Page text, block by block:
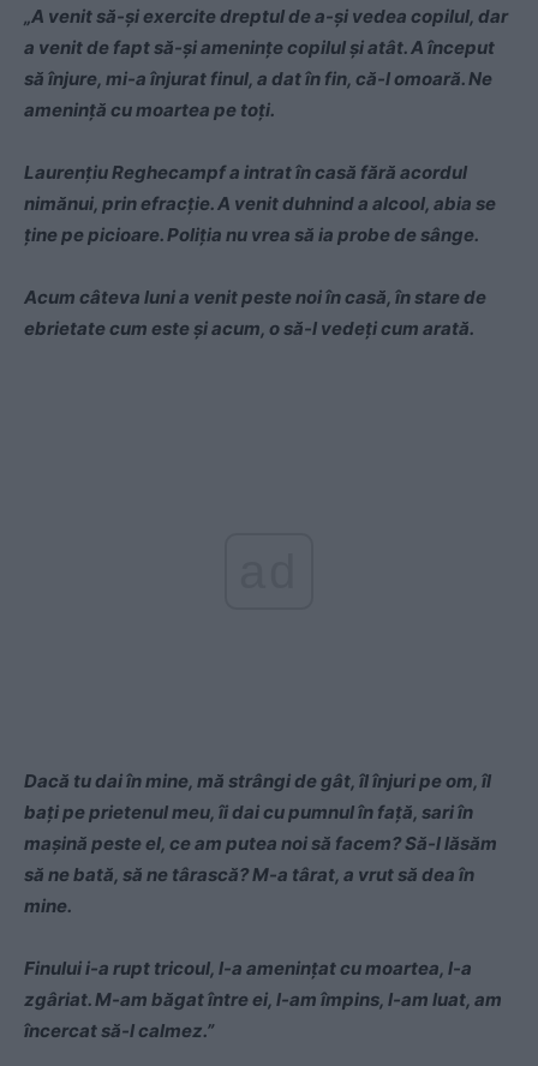
„A venit să-și exercite dreptul de a-și vedea copilul, dar
a venit de fapt să-și amenințe copilul și atât. A început
să înjure, mi-a înjurat finul, a dat în fin, că-l omoară. Ne
amenință cu moartea pe toți.
Laurenţiu Reghecampf a intrat în casă fără acordul
nimănui, prin efracție. A venit duhnind a alcool, abia se
ţine pe picioare. Poliţia nu vrea să ia probe de sânge.
Acum câteva luni a venit peste noi în casă, în stare de
ebrietate cum este şi acum, o să-l vedeţi cum arată.
Dacă tu dai în mine, mă strângi de gât, îl înjuri pe om, îl
bați pe prietenul meu, îi dai cu pumnul în față, sari în
mașină peste el, ce am putea noi să facem?Să-l lăsăm
să ne bată, să ne târască? M-a târat, a vrut să dea în
mine.
Finului i-a rupt tricoul, l-a amenințat cu moartea, l-a
zgâriat. M-am băgat între ei, l-am împins, l-am luat, am
încercat să-l calmez.”